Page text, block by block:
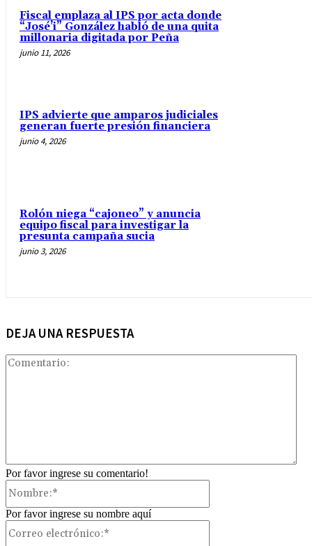
Fiscal emplaza al IPS por acta donde
“José’i” González habló de una quita
millonaria digitada por Peña
junio 11, 2026
IPS advierte que amparos judiciales
generan fuerte presión financiera
junio 4, 2026
Rolón niega “cajoneo” y anuncia
equipo fiscal para investigar la
presunta campaña sucia
junio 3, 2026
DEJA UNA RESPUESTA
Por favor ingrese su comentario!
Por favor ingrese su nombre aquí